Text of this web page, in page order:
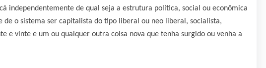
independentemente de qual seja a estrutura política, social ou econômica
o sistema ser capitalista do tipo liberal ou neo liberal, socialista,
e vinte e um ou qualquer outra coisa nova que tenha surgido ou venha a